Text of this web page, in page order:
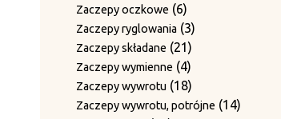
Zaczepy oczkowe 66
produktów
Zaczepy ryglowania 33
produkty
Zaczepy składane 2121
produktów
Zaczepy wymienne 44
produkty
Zaczepy wywrotu 1818
produktów
Zaczepy wywrotu, potrójne 1414